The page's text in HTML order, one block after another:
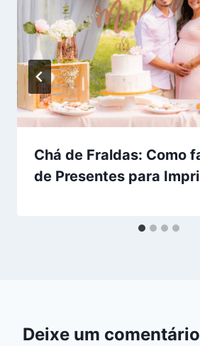
Chá de Fraldas: Como
de Presentes para
Deixe um comentário